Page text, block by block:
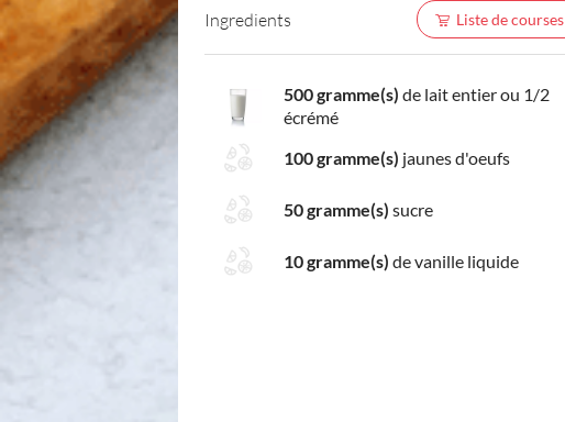
Ingredients Liste de courses
500 gramme(s) de lait entier ou 1/2
écrémé
100 gramme(s) jaunes d'oeufs
50 gramme(s) sucre
10 gramme(s) de vanille liquide